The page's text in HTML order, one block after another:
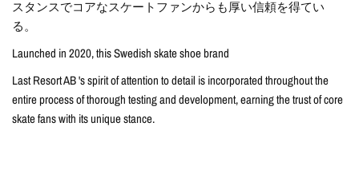
スタンスでコアなスケートファンからも厚い信頼を得てい
る。
Launched in 2020, this Swedish skate shoe brand
Last Resort AB 's spirit of attention to detail is incorporated throughout the
entire process of thorough testing and development, earning the trust of core
skate fans with its unique stance.